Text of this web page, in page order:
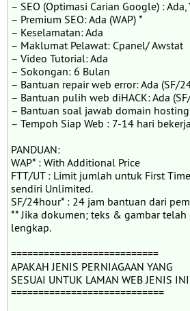
– SEO (Optimasi Carian Google) :
– Premium SEO: Ada (WAP) *
– Keselamatan: Ada
– Maklumat Pelawat: Cpanel/ Awstat
– Video Tutorial: Ada
– Sokongan: 6 Bulan
– Bantuan repair web error: Ada (SF/
– Bantuan pulih web diHACK: Ada
– Bantuan soal jawab domain
– Tempoh Siap Web : 7-14 hari
PANDUAN:
WAP* : With Additional Price
FTT/UT : Limit jumlah untuk First
sendiri Unlimited.
SF/24hour* : 24 jam bantuan dari
** Jika dokumen; teks & gambar
lengkap.
===========================
APAKAH JENIS PERNIAGAAN YANG
SESUAI UNTUK LAMAN WEB JENIS
============================